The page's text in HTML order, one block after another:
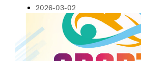
2026-03-02